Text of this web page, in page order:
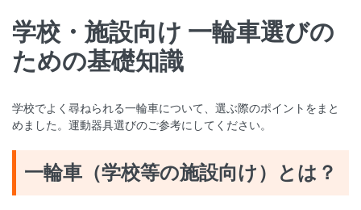
学校・施設向け 一輪車選びの
ための基礎知識
学校でよく尋ねられる一輪車について、選ぶ際のポイントをまと
めました。運動器具選びのご参考にしてください。
一輪車（学校等の施設向け）とは？